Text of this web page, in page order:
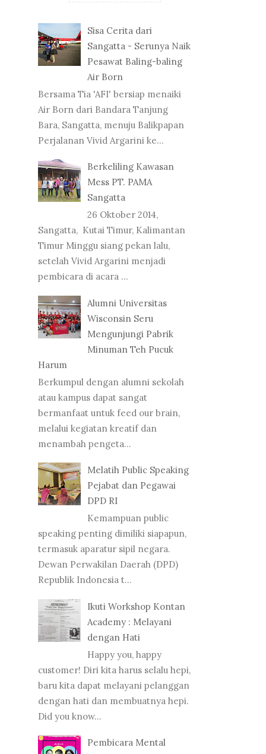
Sisa Cerita dari
Sangatta - Serunya Naik
Pesawat Baling-baling
Air Born
Bersama Tia 'AFI' bersiap menaiki
Air Born dari Bandara Tanjung
Bara, Sangatta, menuju Balikpapan
Perjalanan Vivid Argarini ke...
Berkeliling Kawasan
Mess PT. PAMA
Sangatta
26 Oktober 2014,
Sangatta, Kutai Timur, Kalimantan
Timur Minggu siang pekan lalu,
setelah Vivid Argarini menjadi
pembicara di acara ...
Alumni Universitas
Wisconsin Seru
Mengunjungi Pabrik
Minuman Teh Pucuk
Harum
Berkumpul dengan alumni sekolah
atau kampus dapat sangat
bermanfaat untuk feed our brain,
melalui kegiatan kreatif dan
menambah pengeta...
Melatih Public Speaking
Pejabat dan Pegawai
DPD RI
Kemampuan public
speaking penting dimiliki siapapun,
termasuk aparatur sipil negara.
Dewan Perwakilan Daerah (DPD)
Republik Indonesia t...
Ikuti Workshop Kontan
Academy : Melayani
dengan Hati
Happy you, happy
customer! Diri kita harus selalu hepi,
baru kita dapat melayani pelanggan
dengan hati dan membuatnya hepi.
Did you know...
Pembicara Mental